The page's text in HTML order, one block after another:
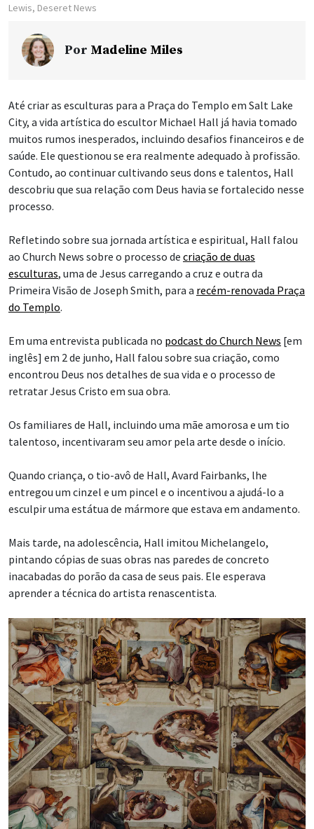
Lewis, Deseret News
Por Madeline Miles
Até criar as esculturas para a Praça do Templo em Salt Lake
City, a vida artística do escultor Michael Hall já havia tomado
muitos rumos inesperados, incluindo desafios financeiros e de
saúde. Ele questionou se era realmente adequado à profissão.
Contudo, ao continuar cultivando seus dons e talentos, Hall
descobriu que sua relação com Deus havia se fortalecido nesse
processo.
Refletindo sobre sua jornada artística e espiritual, Hall falou
ao Church News sobre o processo de criação de duas
esculturas, uma de Jesus carregando a cruz e outra da
Primeira Visão de Joseph Smith, para a recém-renovada Praça
do Templo.
Em uma entrevista publicada no podcast do Church News [em
inglês] em 2 de junho, Hall falou sobre sua criação, como
encontrou Deus nos detalhes de sua vida e o processo de
retratar Jesus Cristo em sua obra.
Os familiares de Hall, incluindo uma mãe amorosa e um tio
talentoso, incentivaram seu amor pela arte desde o início.
Quando criança, o tio-avô de Hall, Avard Fairbanks, lhe
entregou um cinzel e um pincel e o incentivou a ajudá-lo a
esculpir uma estátua de mármore que estava em andamento.
Mais tarde, na adolescência, Hall imitou Michelangelo,
pintando cópias de suas obras nas paredes de concreto
inacabadas do porão da casa de seus pais. Ele esperava
aprender a técnica do artista renascentista.